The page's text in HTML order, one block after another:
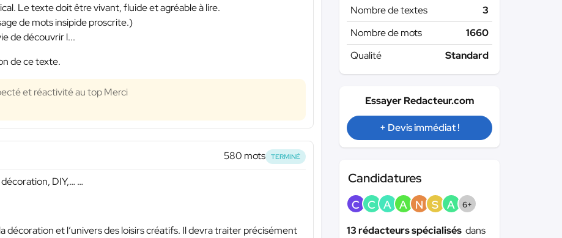
Le texte doit être vivant, fluide et agréable à lire.
de mots insipide proscrite.)
de découvrir l...
de ce texte.
et réactivité au top Merci
580 mots TERMINÉ
DIY,… …
décoration et l’univers des loisirs créatifs. Il devra traiter précisément
Nombre de textes
3
Nombre de mots
1660
Qualité
Standard
Essayer Redacteur.com
+ Devis immédiat !
Candidatures
C C A A N S A 6+
13 rédacteurs spécialisés dans